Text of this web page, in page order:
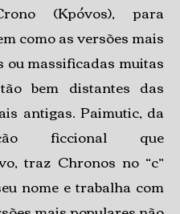
(Kpóvos), para
como as versões mais
ou massificadas muitas
bem distantes das
antigas. Paimutic, da
ficcional que
traz Chronos no “c”
nome e trabalha com